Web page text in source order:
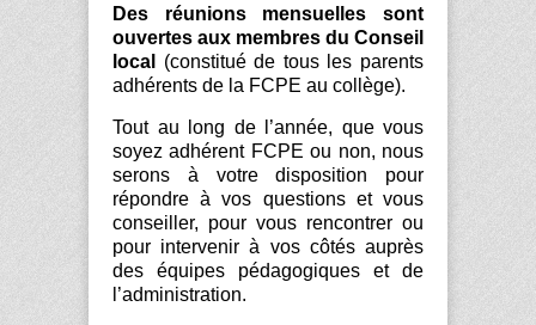
Des réunions mensuelles
sont
ouvertes aux membres du Conseil
local
(constitué de tous les parents
adhérents de la FCPE au collège).
Tout au long de l’année, que vous
soyez adhérent FCPE ou non, nous
serons à votre disposition pour
répondre à vos questions et vous
conseiller, pour vous rencontrer ou
pour intervenir à vos côtés auprès
des équipes pédagogiques et de
l’administration.